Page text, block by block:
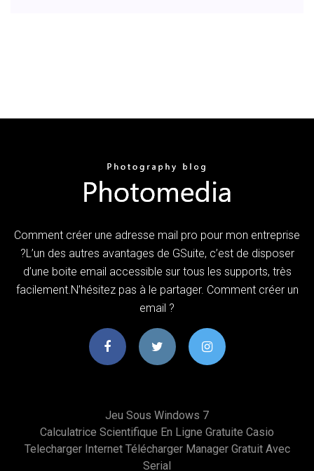
Comment créer une adresse mail pro pour mon entreprise
?L’un des autres avantages de GSuite, c’est de disposer
d’une boite email accessible sur tous les supports, très
facilement.N’hésitez pas à le partager. Comment créer un
email ?
Jeu Sous Windows 7
Calculatrice Scientifique En Ligne Gratuite Casio
Telecharger Internet Télécharger Manager Gratuit Avec
Serial